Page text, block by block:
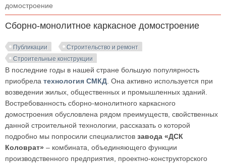
домостроение
Сборно-монолитное каркасное домостроение
Публикации
Строительство и ремонт
Строительные конструкции
В последние годы в нашей стране большую популярность
приобрела технология СМКД . Она активно используется при
возведении жилых, общественных и промышленных зданий.
Востребованность сборно-монолитного каркасного
домостроения обусловлена рядом преимуществ, свойственных
данной строительной технологии, рассказать о которой
подробно мы попросили специалистов завода «ДСК
Коловрат» – комбината, объединяющего функции
производственного предприятия, проектно-конструкторского